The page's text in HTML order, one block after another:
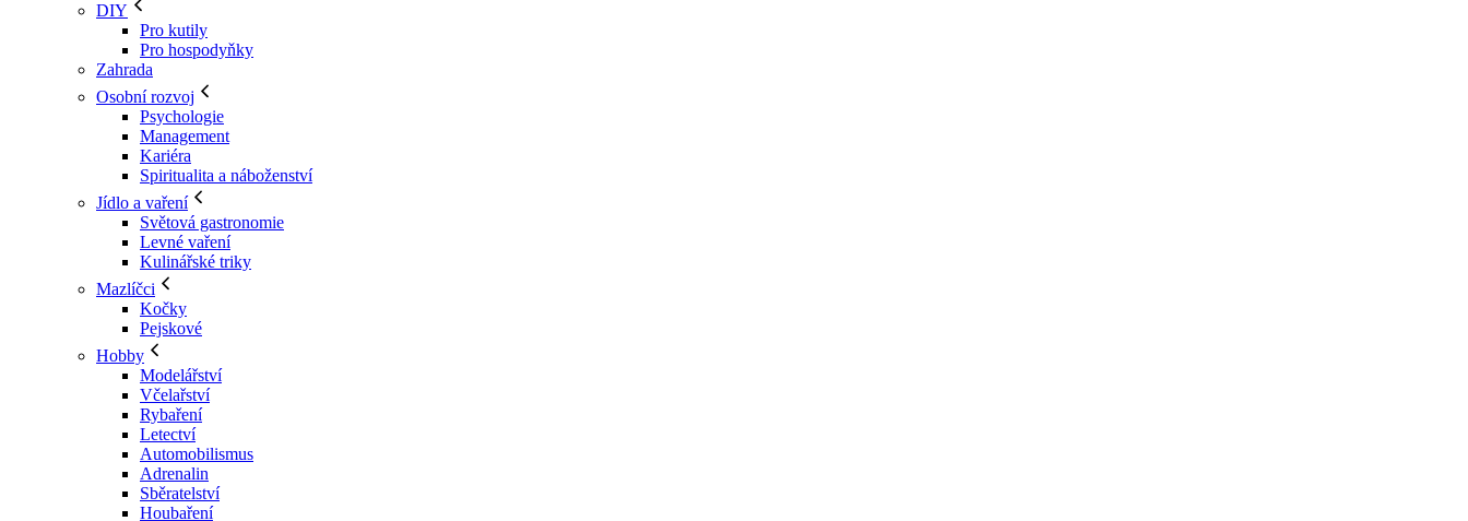
DIY
Pro kutily
Pro hospodyňky
Zahrada
Osobní rozvoj
Psychologie
Management
Kariéra
Spiritualita a náboženství
Jídlo a vaření
Světová gastronomie
Levné vaření
Kulinářské triky
Mazlíčci
Kočky
Pejskové
Hobby
Modelářství
Včelařství
Rybaření
Letectví
Automobilismus
Adrenalin
Sběratelství
Houbaření